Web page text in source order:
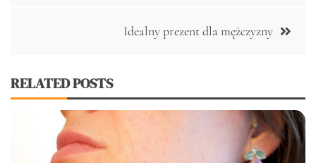
Idealny prezent dla mężczyzny
RELATED POSTS